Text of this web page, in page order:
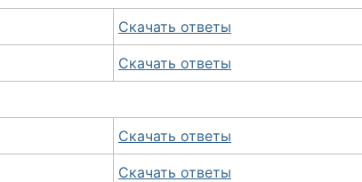
Скачать ответы
Скачать ответы
Скачать ответы
Скачать ответы